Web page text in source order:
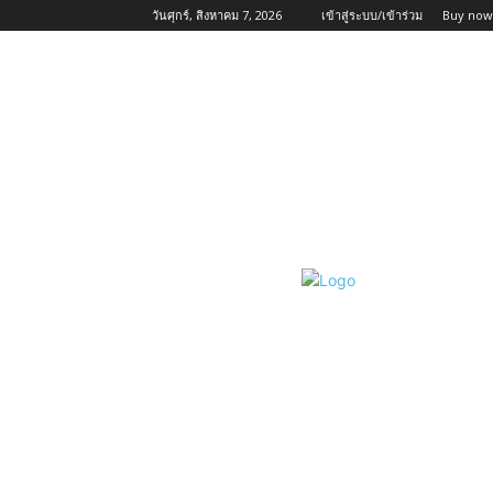
วันศุกร์, สิงหาคม 7, 2026 เข้าสู่ระบบ/เข้าร่วม Buy